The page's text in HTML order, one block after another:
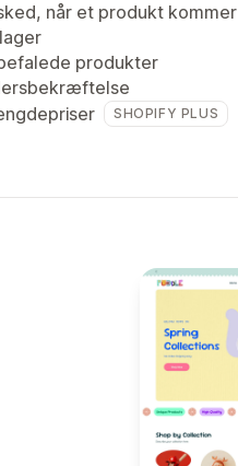
når et produkt kommer
produkter
SHOPIFY PLUS